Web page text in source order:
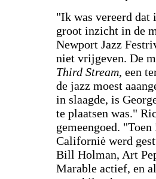
"Ik was vereerd dat
groot inzicht in de
Newport Jazz
niet vrijgeven. De
Third Stream, een
de jazz moest
in slaagde, is
te plaatsen was."
gemeengoed.
Californiė werd
Bill Holman, Art
Marable actief, en